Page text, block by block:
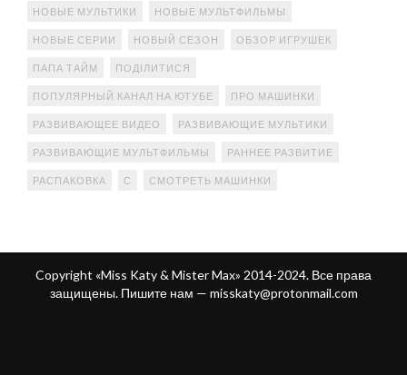
НОВЫЕ МУЛЬТИКИ НОВЫЕ МУЛЬТФИЛЬМЫ
НОВЫЕ СЕРИИ НОВЫЙ СЕЗОН ОБЗОР ИГРУШЕК
ПАПА ТАЙМ ПОДІЛИТИСЯ
ПОПУЛЯРНЫЙ КАНАЛ НА ЮТУБЕ ПРО МАШИНКИ
РАЗВИВАЮЩЕЕ ВИДЕО РАЗВИВАЮЩИЕ МУЛЬТИКИ
РАЗВИВАЮЩИЕ МУЛЬТФИЛЬМЫ РАННЕЕ РАЗВИТИЕ
РАСПАКОВКА С СМОТРЕТЬ МАШИНКИ
Copyright «Miss Katy & Mister Max» 2014-2024. Все права
защищены. Пишите нам — misskaty@protonmail.com